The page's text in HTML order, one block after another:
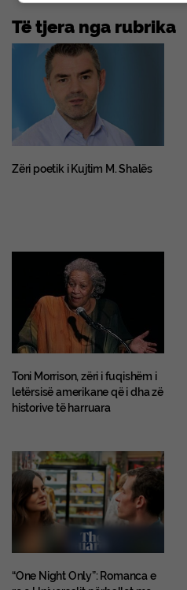
Të tjera nga rubrika
Zëri poetik i Kujtim M. Shalës
Toni Morrison, zëri i fuqishëm i
letërsisë amerikane që i dha zë
historive të harruara
“One Night Only”: Romanca e